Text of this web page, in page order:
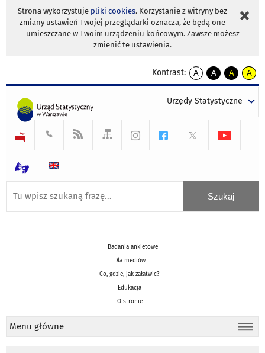
Strona wykorzystuje pliki cookies. Korzystanie z witryny bez
zmiany ustawień Twojej przeglądarki oznacza, że będą one
umieszczane w Twoim urządzeniu końcowym. Zawsze możesz
zmienić te ustawienia.
Kontrast:
A
kontrast
A
kontrast
tekst
czarnym
A
kontrast
tekst
czarnym
A
tekst
żółtym
Urzędy Statystyczne
Badania ankietowe
Dla mediów
Co, gdzie, jak załatwić?
Edukacja
O stronie
Menu główne